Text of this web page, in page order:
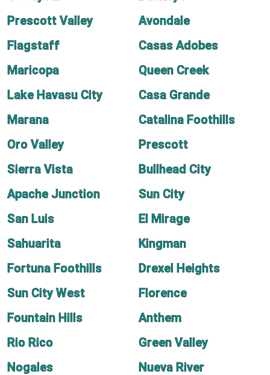
Prescott Valley
Avondale
Flagstaff
Casas Adobes
Maricopa
Queen Creek
Lake Havasu City
Casa Grande
Marana
Catalina Foothills
Oro Valley
Prescott
Sierra Vista
Bullhead City
Apache Junction
Sun City
San Luis
El Mirage
Sahuarita
Kingman
Fortuna Foothills
Drexel Heights
Sun City West
Florence
Fountain Hills
Anthem
Rio Rico
Green Valley
Nogales
Nueva River